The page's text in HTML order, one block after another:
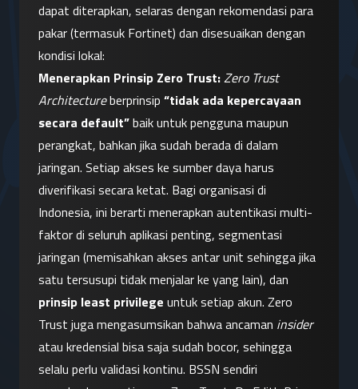
dapat diterapkan, selaras dengan rekomendasi para
pakar (termasuk Fortinet) dan disesuaikan dengan
kondisi lokal:
Menerapkan Prinsip Zero Trust:Zero Trust
Architecture berprinsip “tidak ada kepercayaan
secara default” baik untuk pengguna maupun
perangkat, bahkan jika sudah berada di dalam
jaringan. Setiap akses ke sumber daya harus
diverifikasi secara ketat. Bagi organisasi di
Indonesia, ini berarti menerapkan autentikasi multi-
faktor di seluruh aplikasi penting, segmentasi
jaringan (memisahkan akses antar unit sehingga jika
prinsip least privilege untuk setiap akun. Zero
Trust juga mengasumsikan bahwa ancaman insider
atau kredensial bisa saja sudah bocor, sehingga
selalu perlu validasi kontinu. BSSN sendiri